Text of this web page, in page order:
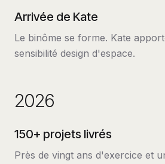
Arrivée de Kate
Le binôme se forme. Kate
sensibilité design d'espace.
2026
150+ projets livrés
Près de vingt ans d'exercice et